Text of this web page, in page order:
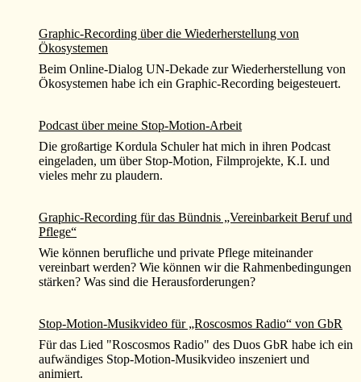
Graphic-Recording über die Wiederherstellung von
Ökosystemen
Beim Online-Dialog UN-Dekade zur Wiederherstellung von
Ökosystemen habe ich ein Graphic-Recording beigesteuert.
Podcast über meine Stop-Motion-Arbeit
Die großartige Kordula Schuler hat mich in ihren Podcast
eingeladen, um über Stop-Motion, Filmprojekte, K.I. und
vieles mehr zu plaudern.
Graphic-Recording für das Bündnis „Vereinbarkeit Beruf und
Pflege“
Wie können berufliche und private Pflege miteinander
vereinbart werden? Wie können wir die Rahmenbedingungen
stärken? Was sind die Herausforderungen?
Stop-Motion-Musikvideo für „Roscosmos Radio“ von GbR
Für das Lied "Roscosmos Radio" des Duos GbR habe ich ein
aufwändiges Stop-Motion-Musikvideo inszeniert und
animiert.